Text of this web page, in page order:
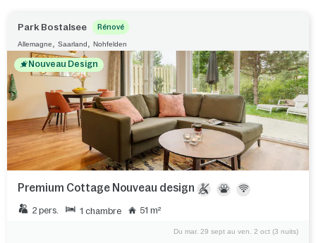
Park Bostalsee Rénové
Allemagne Saarland Nohfelden
Nouveau Design
Premium Cottage Nouveau design
2 pers. 1 chambre 51 m²
Du mar. 29 sept au ven. 2 oct (3 nuits)